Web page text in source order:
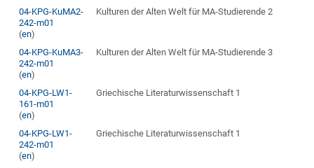
04-KPG-KuMA2-
242-m01
(en)
Kulturen der Alten Welt für MA-Studierende 2
04-KPG-KuMA3-
242-m01
(en)
Kulturen der Alten Welt für MA-Studierende 3
04-KPG-LW1-
161-m01
(en)
Griechische Literaturwissenschaft 1
04-KPG-LW1-
242-m01
(en)
Griechische Literaturwissenschaft 1